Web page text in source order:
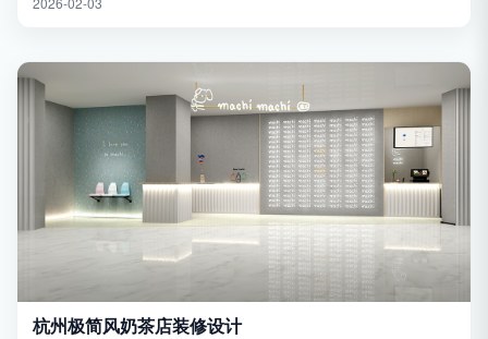
杭州极简风奶茶店装修设计